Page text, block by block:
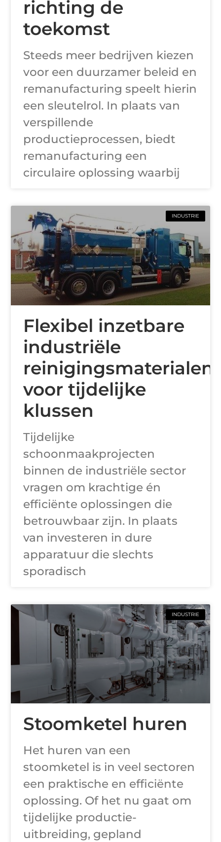
richting de
toekomst
Steeds meer bedrijven kiezen
voor een duurzamer beleid en
remanufacturing speelt hierin
een sleutelrol. In plaats van
verspillende
productieprocessen, biedt
remanufacturing een
circulaire oplossing waarbij
INDUSTRIE
Flexibel inzetbare
industriële
reinigingsmaterialen
voor tijdelijke
klussen
Tijdelijke
schoonmaakprojecten
binnen de industriële sector
vragen om krachtige én
efficiënte oplossingen die
betrouwbaar zijn. In plaats
van investeren in dure
apparatuur die slechts
sporadisch
INDUSTRIE
Stoomketel huren
Het huren van een
stoomketel is in veel sectoren
een praktische en efficiënte
oplossing. Of het nu gaat om
tijdelijke productie-
uitbreiding, gepland